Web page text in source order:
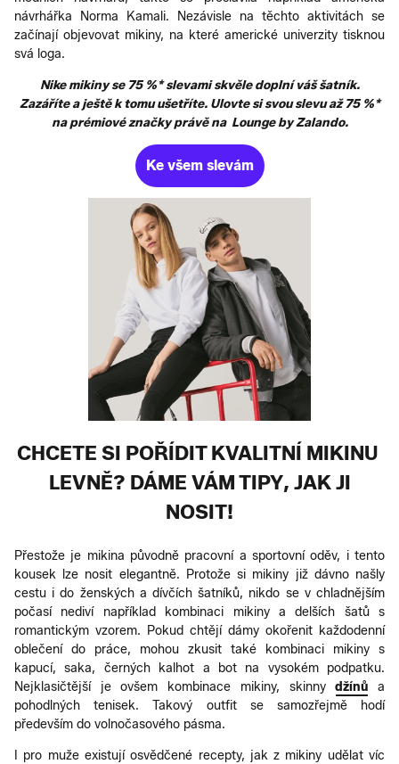
návrhářka Norma Kamali. Nezávisle na těchto aktivitách se
začínají objevovat mikiny, na které americké univerzity tisknou
svá loga.
Nike mikiny se 75 %* slevami skvěle doplní váš šatník.
Zazáříte a ještě k tomu ušetříte. Ulovte si svou slevu až 75 %*
na prémiové značky právě na Lounge by Zalando.
Ke všem slevám
CHCETE SI POŘÍDIT KVALITNÍ MIKINU
LEVNĚ? DÁME VÁM TIPY, JAK JI
NOSIT!
Přestože je mikina původně pracovní a sportovní oděv, i tento
kousek lze nosit elegantně. Protože si mikiny již dávno našly
cestu i do ženských a dívčích šatníků, nikdo se v chladnějším
počasí nediví například kombinaci mikiny a delších šatů s
romantickým vzorem. Pokud chtějí dámy okořenit každodenní
oblečení do práce, mohou zkusit také kombinaci mikiny s
kapucí, saka, černých kalhot a bot na vysokém podpatku.
Nejklasičtější je ovšem kombinace mikiny, skinnydžínů a
pohodlných tenisek. Takový outfit se samozřejmě hodí
především do volnočasového pásma.
I pro muže existují osvědčené recepty, jak z mikiny udělat víc